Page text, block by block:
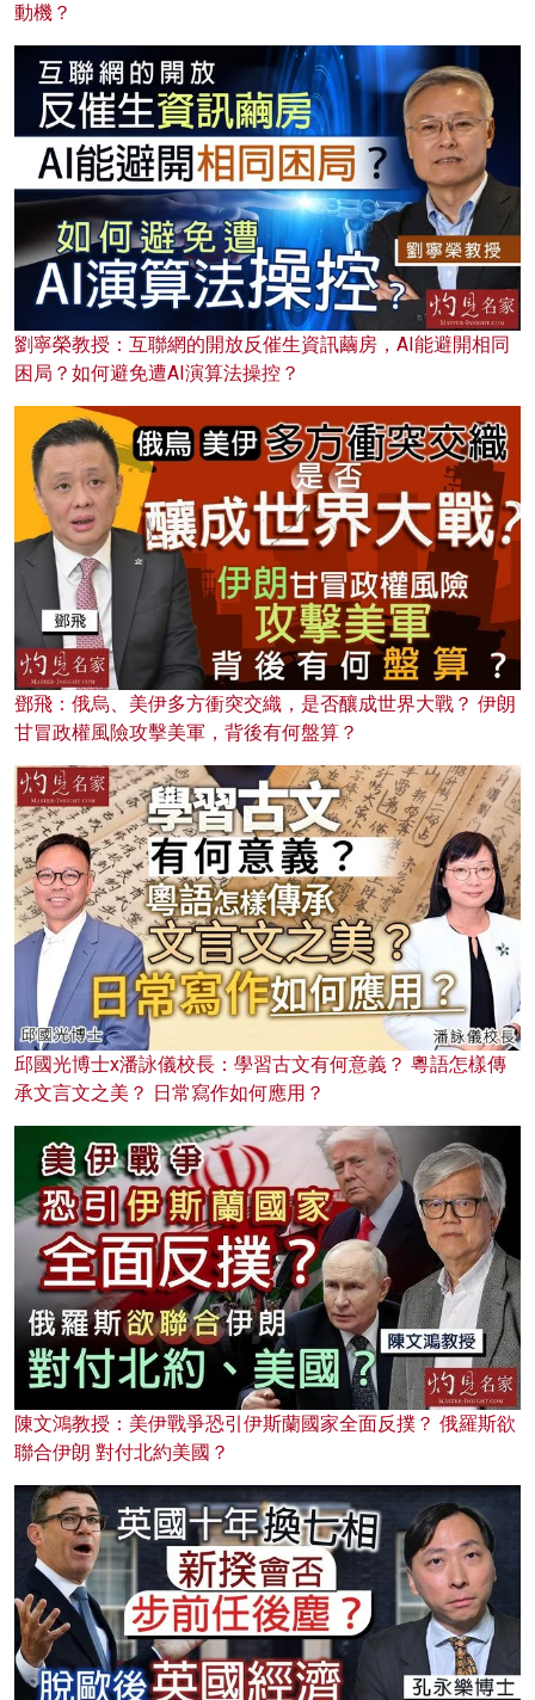
動機？
劉寧榮教授：互聯網的開放反催生資訊繭房，AI能避開相同
困局？如何避免遭AI演算法操控？
鄧飛：俄烏、美伊多方衝突交織，是否釀成世界大戰？ 伊朗
甘冒政權風險攻擊美軍，背後有何盤算？
邱國光博士x潘詠儀校長：學習古文有何意義？ 粵語怎樣傳
承文言文之美？ 日常寫作如何應用？
陳文鴻教授：美伊戰爭恐引伊斯蘭國家全面反撲？ 俄羅斯欲
聯合伊朗 對付北約美國？